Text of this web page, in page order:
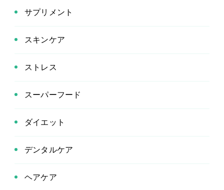
サプリメント
スキンケア
ストレス
スーパーフード
ダイエット
デンタルケア
ヘアケア